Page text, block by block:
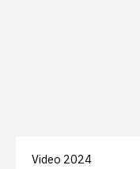
Video 2024